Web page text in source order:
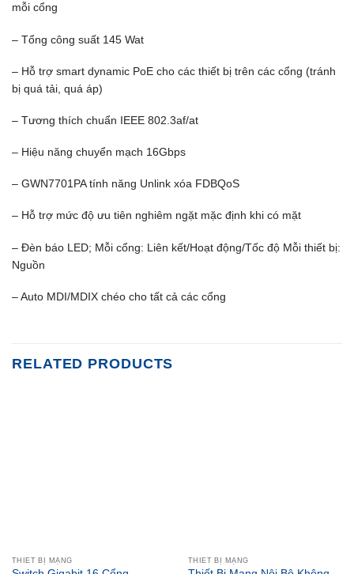
mỗi cổng
– Tổng công suất 145 Wat
– Hỗ trợ smart dynamic PoE cho các thiết bị trên các cổng (tránh
bị quá tải, quá áp)
– Tương thích chuẩn IEEE 802.3af/at
– Hiệu năng chuyển mạch 16Gbps
– GWN7701PA tính năng Unlink xóa FDBQoS
– Hỗ trợ mức độ ưu tiên nghiêm ngặt mặc định khi có mặt
– Đèn báo LED; Mỗi cổng: Liên kết/Hoạt động/Tốc độ Mỗi thiết bị:
Nguồn
– Auto MDI/MDIX chéo cho tất cả các cổng
RELATED PRODUCTS
THIẾT BỊ MẠNG THIẾT BỊ MẠNG